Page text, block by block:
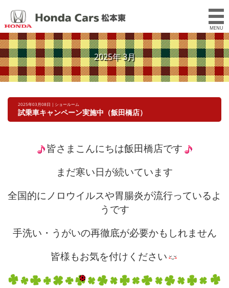
MENU
2025年 3月
2025年03月08日 | ショールーム
試乗車キャンペーン実施中（飯田橋店）
皆さまこんにちは飯田橋店です
まだ寒い日が続いています
全国的にノロウイルスや胃腸炎が流行っているよ
うです
手洗い・うがいの再徹底が必要かもしれません
皆様もお気を付けください